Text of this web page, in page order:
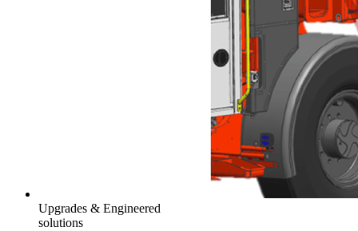
Upgrades & Engineered
solutions